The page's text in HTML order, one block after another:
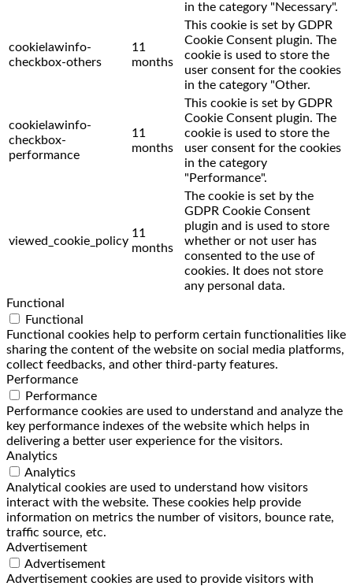
in the category "Necessary".
cookielawinfo-
checkbox-others
11
months
This cookie is set by GDPR
Cookie Consent plugin. The
cookie is used to store the
user consent for the cookies
in the category "Other.
cookielawinfo-
checkbox-
performance
11
months
This cookie is set by GDPR
Cookie Consent plugin. The
cookie is used to store the
user consent for the cookies
in the category
"Performance".
viewed_cookie_policy
11
months
The cookie is set by the
GDPR Cookie Consent
plugin and is used to store
whether or not user has
consented to the use of
cookies. It does not store
any personal data.
Functional
Functional
Functional cookies help to perform certain functionalities like
sharing the content of the website on social media platforms,
collect feedbacks, and other third-party features.
Performance
Performance
Performance cookies are used to understand and analyze the
key performance indexes of the website which helps in
delivering a better user experience for the visitors.
Analytics
Analytics
Analytical cookies are used to understand how visitors
interact with the website. These cookies help provide
information on metrics the number of visitors, bounce rate,
traffic source, etc.
Advertisement
Advertisement
Advertisement cookies are used to provide visitors with